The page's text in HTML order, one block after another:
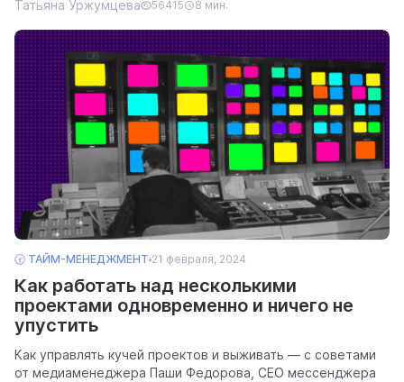
Татьяна Уржумцева 56415 8 мин.
🕝 ТАЙМ-МЕНЕДЖМЕНТ 21 февраля, 2024
Как работать над несколькими
проектами одновременно и ничего не
упустить
Как управлять кучей проектов и выживать — с советами
от медиаменеджера Паши Федорова, CEO мессенджера